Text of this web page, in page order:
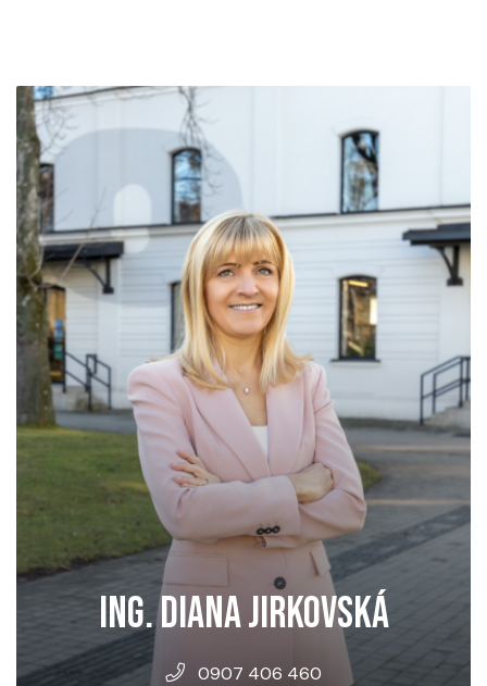
ING. DIANA JIRKOVSKÁ
0907 406 460